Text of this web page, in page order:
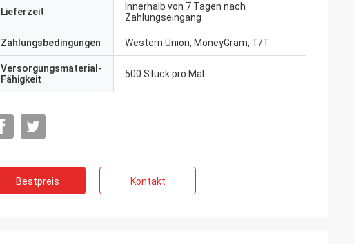
Lieferzeit
Innerhalb von 7 Tagen nach
Zahlungseingang
Zahlungsbedingungen Western Union, MoneyGram, T/T
Versorgungsmaterial-
Fähigkeit
500 Stück pro Mal
Bestpreis Kontakt